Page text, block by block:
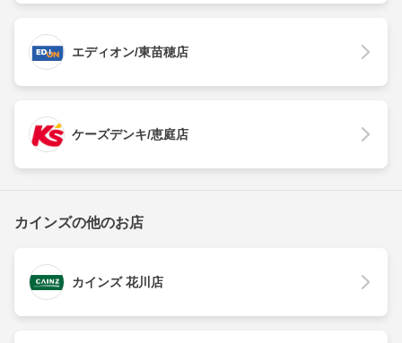
エディオン/東苗穂店
ケーズデンキ/恵庭店
カインズの他のお店
カインズ 花川店